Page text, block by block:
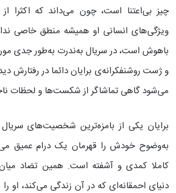
چیز بی‌اعتنا است، چون می‌داند که اکثرا
ویژگی‌های انسانی او همیشه منطق خاصی
باهوش است، در سریال به‌ندرت به‌طور جدی
و ژست روشنفکرانه‌ی برایان دائما در
می‌شود گاهی تماشاگر از شکست‌ها و لحظات
برایان یکی از بامزه‌ترین شخصیت‌های
به‌وضوح خودش را قهرمان یک درام عمیق
کاملا کمدی و آشفته است. همین تضاد
دنیای احمقانه‌ای که در آن زندگی می‌کند، او